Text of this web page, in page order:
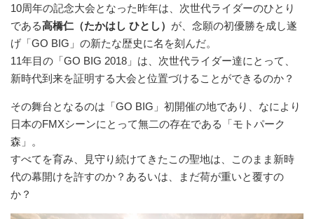
10周年の記念大会となった昨年は、次世代ライダーのひとり
である高橋仁（たかはし ひとし） が、念願の初優勝を成し遂
げ「GO BIG」の新たな歴史に名を刻んだ。
11年目の「GO BIG 2018」は、次世代ライダー達にとって、
新時代到来を証明する大会と位置づけることができるのか？
その舞台となるのは「GO BIG」初開催の地であり、なにより
日本のFMXシーンにとって無二の存在である「モトパーク
森」。
すべてを育み、見守り続けてきたこの聖地は、このまま新時
代の幕開けを許すのか？あるいは、まだ荷が重いと覆すの
か？